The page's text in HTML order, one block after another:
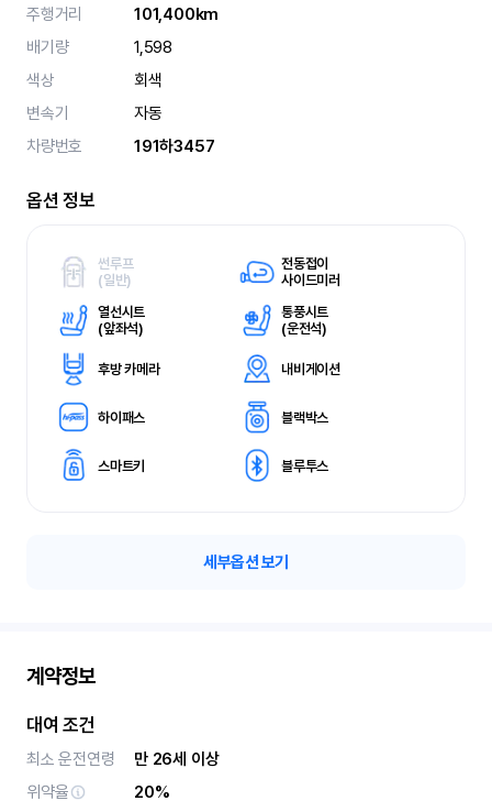
주행거리
101,400km
배기량
1,598
색상
회색
변속기
자동
차량번호
191하3457
옵션 정보
썬루프
(일반)
전동접이
사이드미러
열선시트
(앞좌석)
통풍시트
(운전석)
후방 카메라 내비게이션
하이패스 블랙박스
스마트키 블루투스
세부옵션 보기
계약정보
대여 조건
최소 운전연령
만 26세 이상
위약율
20%